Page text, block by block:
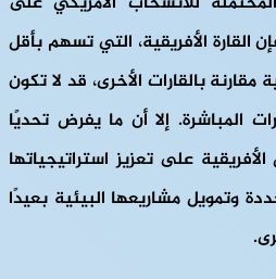
القارة الأفريقية، التي تسهم بأقل
مقارنة بالقارات الأخرى، قد لا تكون
المباشرة. إلا أن ما يفرض تحديًا
على تعزيز استراتيجياتها
وتمويل مشاريعها البيئية بعيدًا